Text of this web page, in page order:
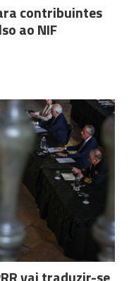
contribuintes
ao NIF